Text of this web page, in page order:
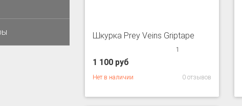
Шкурка Prey Veins Griptape
1
1 100 руб
Нет в наличии 0 отзывов